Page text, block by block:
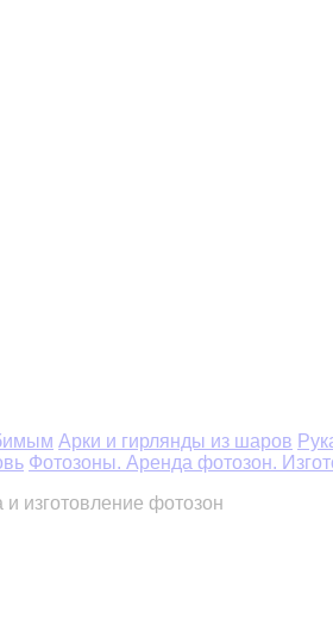
Арки и гирлянды из шаров
Фотозоны. Аренда фотозон.
изготовление фотозон